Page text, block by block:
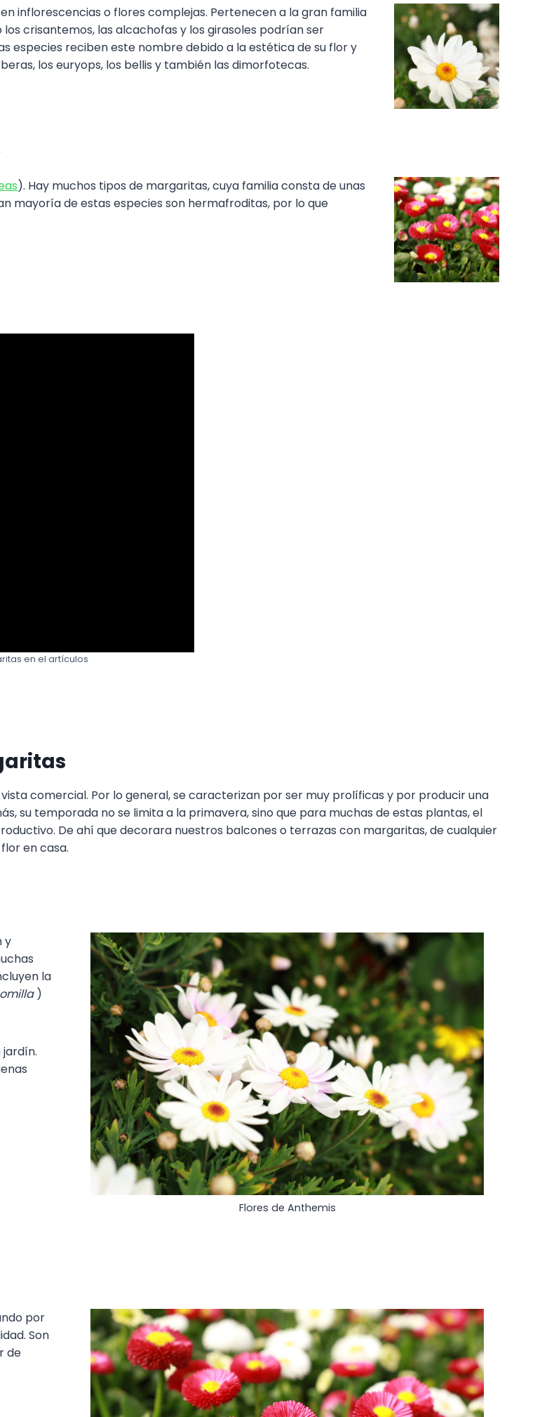
inflorescencias o flores complejas. Pertenecen a la gran familia
crisantemos, las alcachofas y los girasoles podrían ser
especies reciben este nombre debido a la estética de su flor y
los euryops, los bellis y también las dimorfotecas.
). Hay muchos tipos de margaritas, cuya familia consta de unas
mayoría de estas especies son hermafroditas, por lo que
en el artículos
comercial. Por lo general, se caracterizan por ser muy prolíficas y por producir una
su temporada no se limita a la primavera, sino que para muchas de estas plantas, el
De ahí que decorara nuestros balcones o terrazas con margaritas, de cualquier
en casa.
y
la
)
Flores de Anthemis
por
Son
de